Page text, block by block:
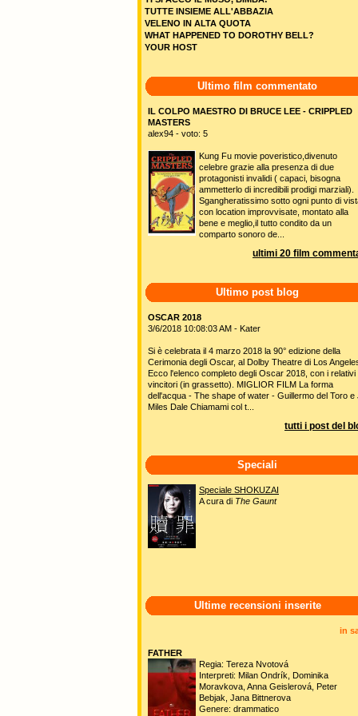
TUTTE INSIEME ALL'ABBAZIA
VELENO IN ALTA QUOTA
WHAT HAPPENED TO DOROTHY BELL?
YOUR HOST
Ultimo film commentato
IL COLPO MAESTRO DI BRUCE LEE - CRIPPLED
MASTERS
alex94 - voto: 5
Kung Fu movie poveristico,divenuto
celebre grazie alla presenza di due
protagonisti invalidi ( capaci, bisogna
ammetterlo di incredibili prodigi marziali).
Sgangheratissimo sotto ogni punto di
con location improvvisate, montato alla
bene e meglio,il tutto condito da un
comparto sonoro de...
ultimi 20 film
Ultimo post blog
OSCAR 2018
3/6/2018 10:08:03 AM - Kater
Si è celebrata il 4 marzo 2018 la 90° edizione della
Cerimonia degli Oscar, al Dolby Theatre di Los
Ecco l'elenco completo degli Oscar 2018, con i relativi
vincitori (in grassetto). MIGLIOR FILM La forma
dell'acqua - The shape of water - Guillermo del Toro e
Miles Dale Chiamami col t...
tutti i post del
Speciali
Speciale SHOKUZAI
A cura di The Gaunt
Ultime recensioni inserite
in
FATHER
Regia: Tereza Nvotová
Interpreti: Milan Ondrík, Dominika
Moravkova, Anna Geislerová, Peter
Bebjak, Jana Bittnerova
Genere: drammatico